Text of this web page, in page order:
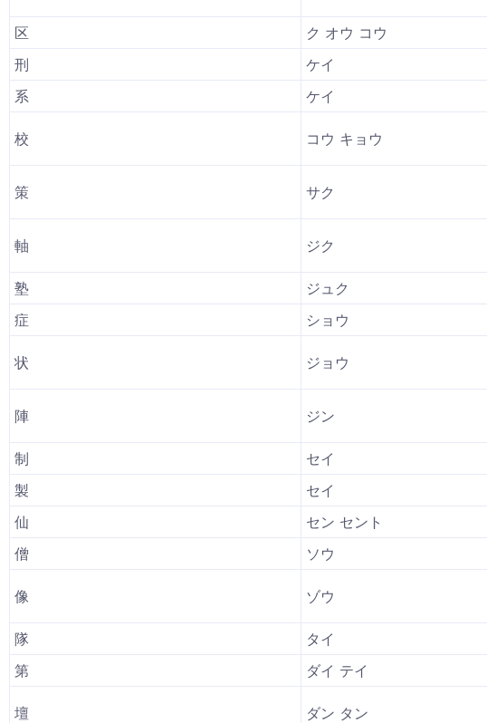
区
ク オウ コウ
刑
ケイ
系
ケイ
校 コウ キョウ
策 サク
軸 ジク
塾
ジュク
症
ショウ
状 ジョウ
陣 ジン
制
セイ
製
セイ
仙
セン セント
僧
ソウ
像 ゾウ
隊
タイ
第
ダイ テイ
壇 ダン タン